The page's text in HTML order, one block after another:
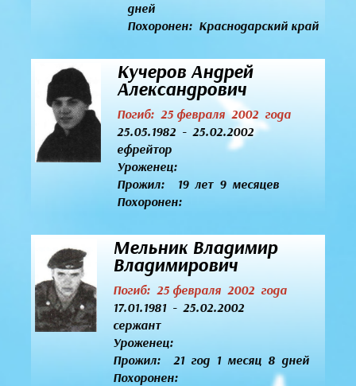
дней
Похоронен: Краснодарский край
Кучеров Андрей
Александрович
Погиб: 25 февраля 2002 года
25.05.1982 - 25.02.2002
ефрейтор
Уроженец:
Прожил: 19 лет 9 месяцев
Похоронен:
Мельник Владимир
Владимирович
Погиб: 25 февраля 2002 года
17.01.1981 - 25.02.2002
сержант
Уроженец:
Прожил: 21 год 1 месяц 8 дней
Похоронен: